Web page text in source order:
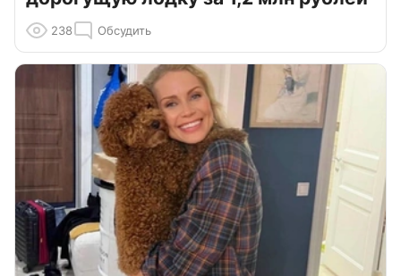
238 Обсудить